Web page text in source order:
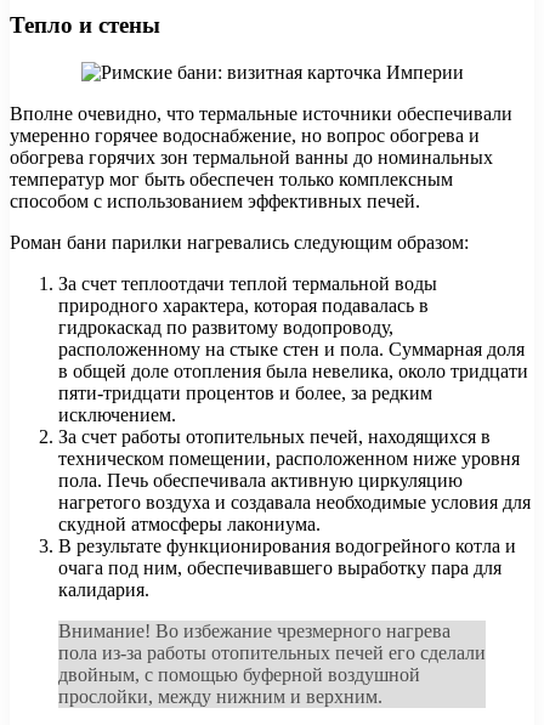
Тепло и стены
Вполне очевидно, что термальные источники обеспечивали
умеренно горячее водоснабжение, но вопрос обогрева и
обогрева горячих зон термальной ванны до номинальных
температур мог быть обеспечен только комплексным
способом с использованием эффективных печей.
Роман бани парилки нагревались следующим образом:
За счет теплоотдачи теплой термальной воды
природного характера, которая подавалась в
гидрокаскад по развитому водопроводу,
расположенному на стыке стен и пола. Суммарная доля
в общей доле отопления была невелика, около тридцати
пяти-тридцати процентов и более, за редким
исключением.
За счет работы отопительных печей, находящихся в
техническом помещении, расположенном ниже уровня
пола. Печь обеспечивала активную циркуляцию
нагретого воздуха и создавала необходимые условия для
скудной атмосферы лакониума.
В результате функционирования водогрейного котла и
очага под ним, обеспечивавшего выработку пара для
калидария.
Внимание! Во избежание чрезмерного нагрева
пола из-за работы отопительных печей его сделали
двойным, с помощью буферной воздушной
прослойки, между нижним и верхним.